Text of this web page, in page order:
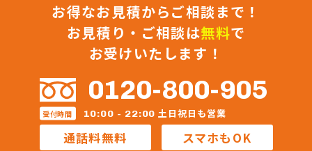
株式会社バンノ
株式会社フジプロ
株式会社フジプロ刈谷営業所
株式会社ホームガス東海
株式会社ホームガス東海 楽田ショップ
株式会社マルエイ名古屋支店
株式会社マルコー
株式会社マルハチ
株式会社マルマン
お得なお見積からご相談まで！
お見積り・ご相談は無料で
お受けいたします！
0120-800-905
受付時間 10:00 - 22:00 土日祝日も営業
通話料無料 スマホもOK